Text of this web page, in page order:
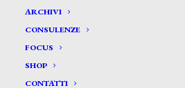
ARCHIVI
CONSULENZE
FOCUS
SHOP
CONTATTI
Molinari Giulio *
MOLINARI GIULIO